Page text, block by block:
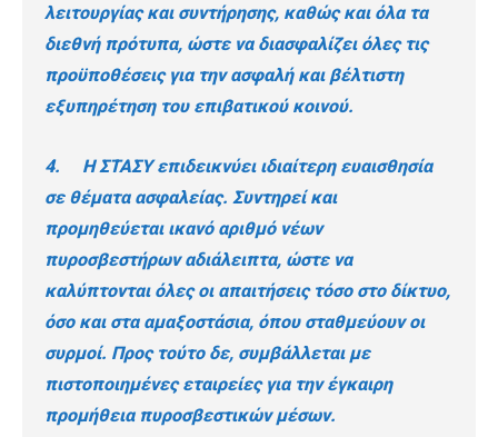
λειτουργίας και συντήρησης, καθώς και όλα τα
διεθνή πρότυπα, ώστε να διασφαλίζει όλες τις
προϋποθέσεις για την ασφαλή και βέλτιστη
εξυπηρέτηση του επιβατικού κοινού.
4. Η ΣΤΑΣΥ επιδεικνύει ιδιαίτερη ευαισθησία
σε θέματα ασφαλείας. Συντηρεί και
προμηθεύεται ικανό αριθμό νέων
πυροσβεστήρων αδιάλειπτα, ώστε να
καλύπτονται όλες οι απαιτήσεις τόσο στο δίκτυο,
όσο και στα αμαξοστάσια, όπου σταθμεύουν οι
συρμοί. Προς τούτο δε, συμβάλλεται με
πιστοποιημένες εταιρείες για την έγκαιρη
προμήθεια πυροσβεστικών μέσων.